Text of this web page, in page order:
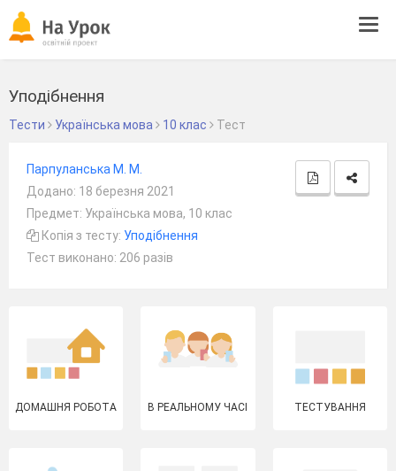
Уподібнення
Тести Українська мова 10 клас Тест
Парпуланська М. М.
Додано: 18 березня 2021
Предмет: Українська мова, 10 клас
Копія з тесту: Уподібнення
Тест виконано: 206 разів
ДОМАШНЯ РОБОТА В РЕАЛЬНОМУ ЧАСІ ТЕСТУВАННЯ